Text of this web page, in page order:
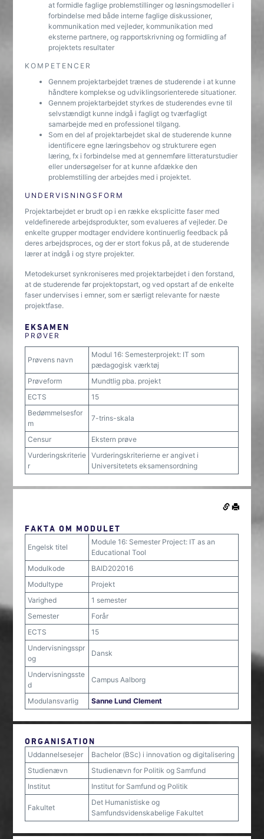
at formidle faglige problemstillinger og løsningsmodeller i
forbindelse med både interne faglige diskussioner,
kommunikation med vejleder, kommunikation med
eksterne partnere, og rapportskrivning og formidling af
projektets resultater
KOMPETENCER
Gennem projektarbejdet trænes de studerende i at kunne
håndtere komplekse og udviklingsorienterede situationer.
Gennem projektarbejdet styrkes de studerendes evne til
selvstændigt kunne indgå i fagligt og tværfagligt
samarbejde med en professionel tilgang.
Som en del af projektarbejdet skal de studerende kunne
identificere egne læringsbehov og strukturere egen
læring, fx i forbindelse med at gennemføre litteraturstudier
eller undersøgelser for at kunne afdække den
problemstilling der arbejdes med i projektet.
UNDERVISNINGSFORM
Projektarbejdet er brudt op i en række eksplicitte faser med
veldefinerede arbejdsprodukter, som evalueres af vejleder. De
enkelte grupper modtager endvidere kontinuerlig feedback på
deres arbejdsproces, og der er stort fokus på, at de studerende
lærer at indgå i og styre projekter.
Metodekurset synkroniseres med projektarbejdet i den forstand,
at de studerende før projektopstart, og ved opstart af de enkelte
faser undervises i emner, som er særligt relevante for næste
projektfase.
EKSAMEN
PRØVER
Prøvens navn
Modul 16: Semesterprojekt: IT som
pædagogisk værktøj
Prøveform
Mundtlig pba. projekt
ECTS
15
Bedømmelsesfor
m
7-trins-skala
Censur
Ekstern prøve
Vurderingskriterie
r
Vurderingskriterierne er angivet i
Universitetets eksamensordning
FAKTA OM MODULET
Engelsk titel
Module 16: Semester Project: IT as an
Educational Tool
Modulkode
BAID202016
Modultype
Projekt
Varighed
1 semester
Semester
Forår
ECTS
15
Undervisningsspr
og
Dansk
Undervisningsste
d
Campus Aalborg
Modulansvarlig Sanne Lund Clement
ORGANISATION
Uddannelsesejer
Bachelor (BSc) i innovation og digitalisering
Studienævn
Studienævn for Politik og Samfund
Institut
Institut for Samfund og Politik
Fakultet
Det Humanistiske og
Samfundsvidenskabelige Fakultet